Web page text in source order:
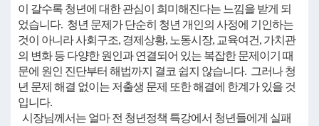
이 갈수록 청년에 대한 관심이 희미해진다는 느낌을 받게 되
었습니다. 청년 문제가 단순히 청년 개인의 사정에 기인하는
것이 아니라 사회구조, 경제상황, 노동시장, 교육여건, 가치관
의 변화 등 다양한 원인과 연결되어 있는 복잡한 문제이기 때
문에 원인 진단부터 해법까지 결코 쉽지 않습니다. 그러나 청
년 문제 해결 없이는 저출생 문제 또한 해결에 한계가 있을 것
입니다.
시장님께서는 얼마 전 청년정책 특강에서 청년들에게 실패